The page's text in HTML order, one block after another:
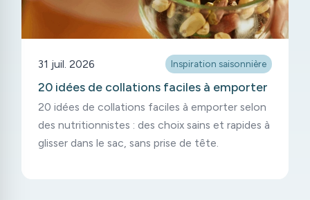
31 juil. 2026 Inspiration saisonnière
20 idées de collations faciles à emporter
20 idées de collations faciles à emporter selon
des nutritionnistes : des choix sains et rapides à
glisser dans le sac, sans prise de tête.